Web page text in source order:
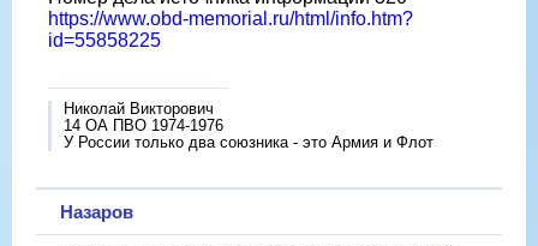
https://www.obd-memorial.ru/html/info.htm?
id=55858225
Николай Викторович
14 ОА ПВО 1974-1976
У России только два союзника - это Армия и Флот
Назаров